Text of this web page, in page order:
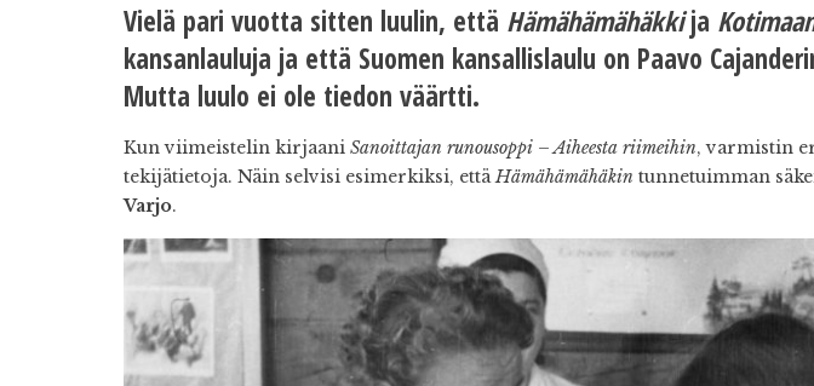
Vielä pari vuotta sitten luulin, että Hämähämähäkkija
kansanlauluja ja että Suomen kansallislaulu on Paavo
Mutta luulo ei ole tiedon väärtti.
Kun viimeistelin kirjaani Sanoittajan runousoppi – Aiheesta riimeihin, varmistin
tekijätietoja. Näin selvisi esimerkiksi, ettäHämähämähäkin tunnetuimman
Varjo.